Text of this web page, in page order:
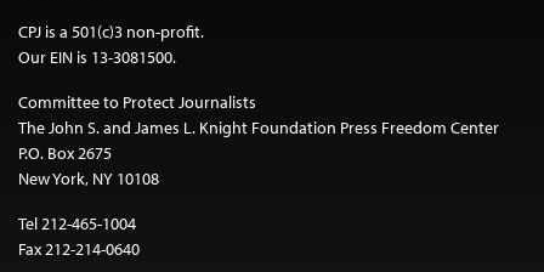
CPJ is a 501(c)3 non-profit.
Our EIN is 13-3081500.
Committee to Protect Journalists
The John S. and James L. Knight Foundation Press Freedom Center
P.O. Box 2675
New York, NY 10108
Tel 212-465-1004
Fax 212-214-0640